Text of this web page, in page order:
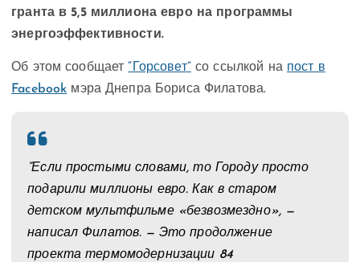
гранта в 5,5 миллиона евро на программы
энергоэффективности.
Об этом сообщает“Горсовет” со ссылкой на пост в
Facebook мэра Днепра Бориса Филатова.
“Если простыми словами, то Городу просто
подарили миллионы евро. Как в старом
детском мультфильме «безвозмездно», —
написал Филатов. — Это продолжение
проекта термомодернизации 84